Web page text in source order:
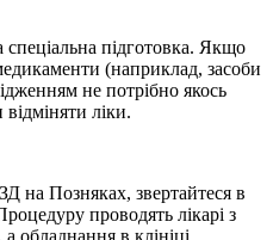
підготовка. Якщо
(наприклад, засоби
не потрібно якось
ліки.
на Позняках, звертайтеся в
проводять лікарі з
обладнання в клініці